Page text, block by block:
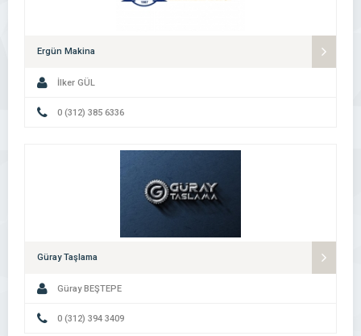
Ergün Makina
İlker GÜL
0 (312) 385 6336
Güray Taşlama
Güray BEŞTEPE
0 (312) 394 3409